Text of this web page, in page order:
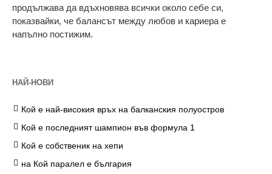
продължава да вдъхновява всички около себе си,
показвайки, че балансът между любов и кариера е
напълно постижим.
НАЙ-НОВИ
Кой е най-високия връх на балканския полуостров
Кой е последният шампион във формула 1
Кой е собственик на хепи
на Кой паралел е българия